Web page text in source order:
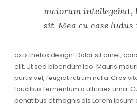
maiorum intellegebat,
sit. Mea cu case ludus
ox is thefox design! Dolor sit amet,
elit. Ut sed bibendum leo. Mauris
purus vel, feugiat rutrum nulla. Cras
faucibus fermentum a ultricies urna.
penatibus et magnis dis Lorem ipsum